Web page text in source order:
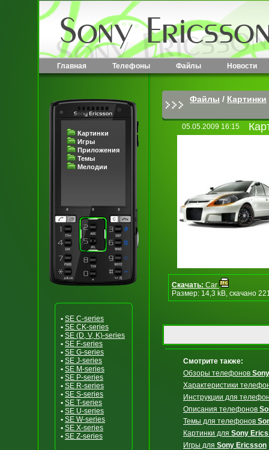
Главная Телефоны Файлы Новости
Картинки
Игры
Приложения
Темы
Мелодии
• SE C-series
• SE CK-series
• SE (D, V, K)-series
• SE F-series
• SE G-series
• SE J-series
• SE M-series
• SE P-series
• SE R-series
• SE S-series
• SE T-series
• SE U-series
• SE W-series
• SE X-series
• SE Z-series
Файлы / Картинки
05.05.2009 16:15
Скачать: Car
Размер: 14,3 kB, скачано
Смотрите также:
Обзоры телефонов
Характеристики
Инструкции для
Описания телефонов
Темы для телефонов
Картинки для Sony
Игры для Sony Ericsson